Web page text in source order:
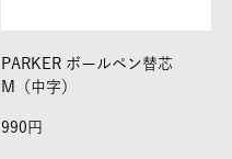
PARKER ボールペン替芯
M（中字）
990